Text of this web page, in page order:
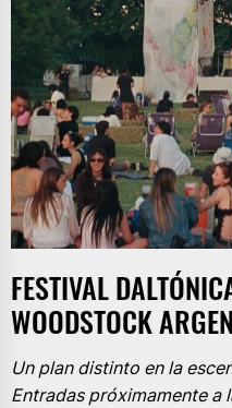
FESTIVAL
WOODSTOCK
Un plan distinto en la
Entradas próximamente a